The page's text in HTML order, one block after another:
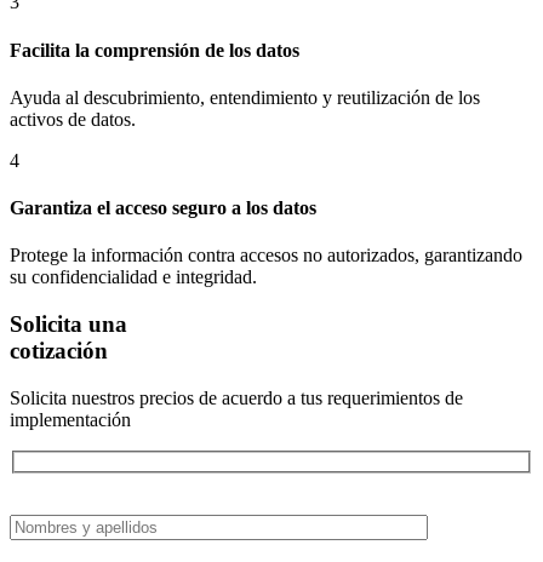
Facilita la comprensión de los datos
Ayuda al descubrimiento, entendimiento y reutilización de los
activos de datos.​
4
Garantiza el acceso seguro a los datos
Protege la información contra accesos no autorizados, garantizando
su confidencialidad e integridad.​​
Solicita una
cotización
Solicita nuestros precios de acuerdo a tus requerimientos de
implementación